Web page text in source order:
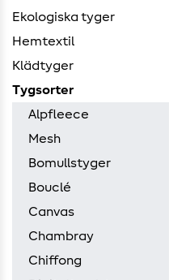
Ekologiska tyger
Hemtextil
Klädtyger
Tygsorter
Alpfleece
Mesh
Bomullstyger
Bouclé
Canvas
Chambray
Chiffong